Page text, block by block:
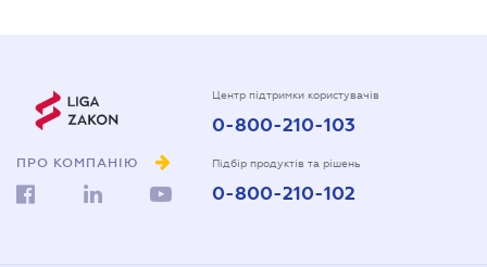
ПРО КОМПАНІЮ
Центр підтримки користувачів
0-800-210-103
Підбір продуктів та рішень
0-800-210-102